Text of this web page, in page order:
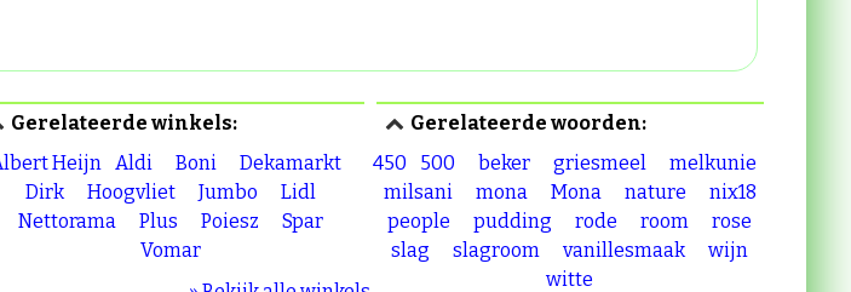
Gerelateerde winkels:
Albert Heijn Aldi Boni
Dekamarkt
Dirk
Hoogvliet Jumbo
Lidl
Plus Poiesz
Gerelateerde woorden:
450 500 beker griesmeel
melkunie
milsani
mona Mona nature
nix18
people
pudding rode room
rose
vanillesmaak